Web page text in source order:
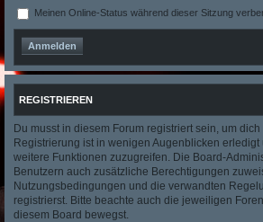
Meinen Online-Status während dieser Sitzung
REGISTRIEREN
Du musst in diesem Forum registriert sein, um
Registrierung ist in wenigen Augenblicken erledigt
weitere Funktionen zuzugreifen. Die Board-
Benutzern auch zusätzliche Berechtigungen
Nutzungsbedingungen und die verwandten
registrierst. Bitte beachte auch die jeweiligen
diesem Board bewegst.